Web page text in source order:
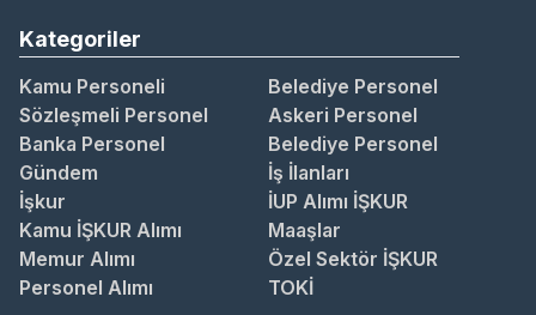
Kategoriler
Kamu Personeli
Belediye Personel
Sözleşmeli Personel
Askeri Personel
Banka Personel
Belediye Personel
Gündem
İş İlanları
İşkur
İUP Alımı İŞKUR
Kamu İŞKUR Alımı
Maaşlar
Memur Alımı
Özel Sektör İŞKUR
Personel Alımı
TOKİ